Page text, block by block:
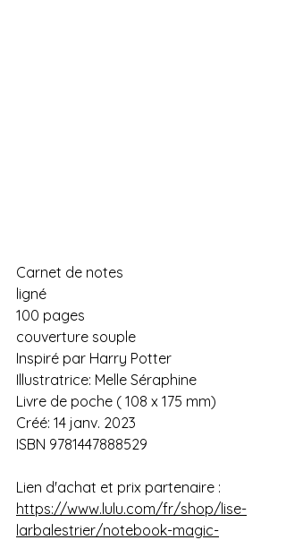
Carnet de notes
ligné
100 pages
couverture souple
Inspiré par Harry Potter
Illustratrice: Melle Séraphine
Livre de poche ( 108 x 175 mm)
Créé: 14 janv. 2023
ISBN 9781447888529
Lien d'achat et prix partenaire :
https://www.lulu.com/fr/shop/lise-
larbalestrier/notebook-magic-